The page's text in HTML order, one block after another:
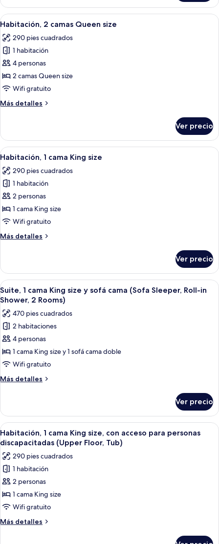
Sleeper,
2
Rooms)
varias
camas
(Upper
Sofa
Sleeper,
Rooms)
Abrir
todas
las
fotos
de
Habitación,
2
Queen
Habitación de hotel con dos camas,
4
Habitación, 2 camas Queen size
290 pies cuadrados
1 habitación
4 personas
2 camas Queen size
Wifi gratuito
Más detalles
Más
2
camas
Queen
Ver precio
Abrir
todas
las
fotos
de
Habitación,
1
King
Habitación de hotel con una cama
5
Habitación, 1 cama King size
290 pies cuadrados
1 habitación
2 personas
1 cama King size
Wifi gratuito
Más detalles
Más
1
cama
King
size
Ver precio
Abrir
todas
las
fotos
de
Suite,
1
cama
King
size
sofá
cama
(Sofa
Sleeper,
Roll-
in
Shower,
2
Rooms)
Habitación de hotel con sofá, una
6
Suite, 1 cama King size y sofá cama (Sofa Sleeper, Roll-in
Shower, 2 Rooms)
470 pies cuadrados
2 habitaciones
4 personas
1 cama King size y 1 sofá cama doble
Wifi gratuito
Más detalles
Más
1
cama
King
size
sofá
cama
(Sofa
Sleeper,
Roll-
Shower,
2
Rooms)
Ver precio
Abrir
todas
las
fotos
de
Habitación,
1
cama
King
size,
Habitación de hotel con una cama
5
Habitación, 1 cama King size, con acceso para personas
discapacitadas (Upper Floor, Tub)
290 pies cuadrados
1 habitación
2 personas
1 cama King size
Wifi gratuito
Más detalles
Más